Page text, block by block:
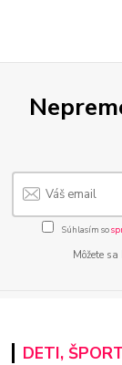
Súhlasím so
Môžete
DETI,